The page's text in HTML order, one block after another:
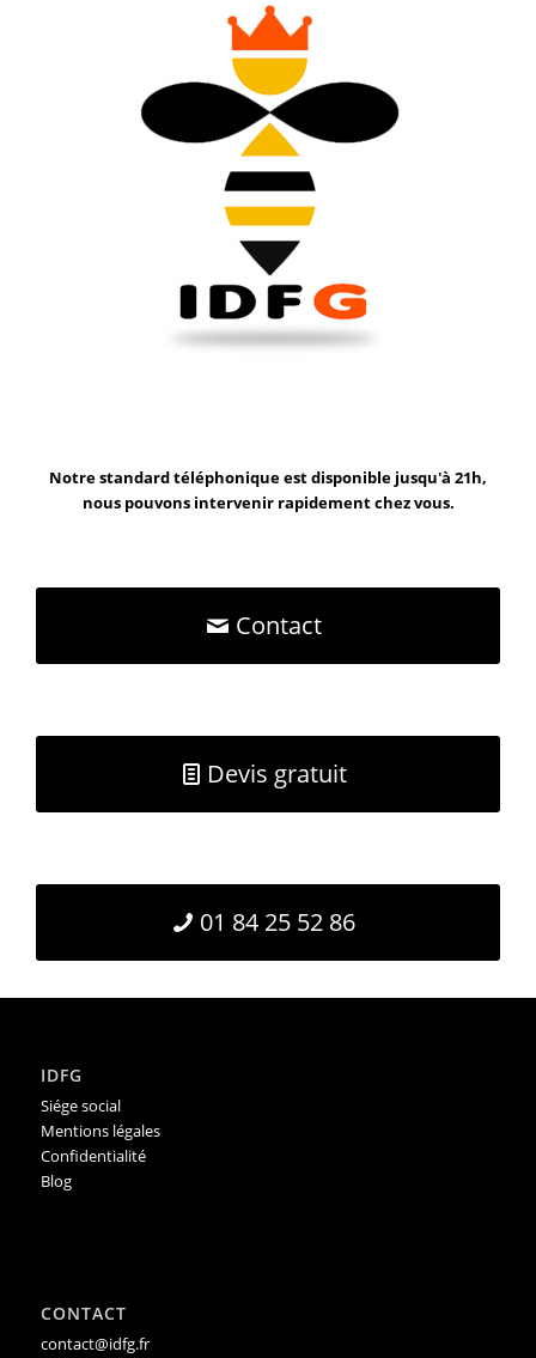
Notre standard téléphonique est disponible jusqu'à 21h,
nous pouvons intervenir rapidement chez vous.
Contact
Devis gratuit
01 84 25 52 86
IDFG
Siége social
Mentions légales
Confidentialité
Blog
CONTACT
contact@idfg.fr